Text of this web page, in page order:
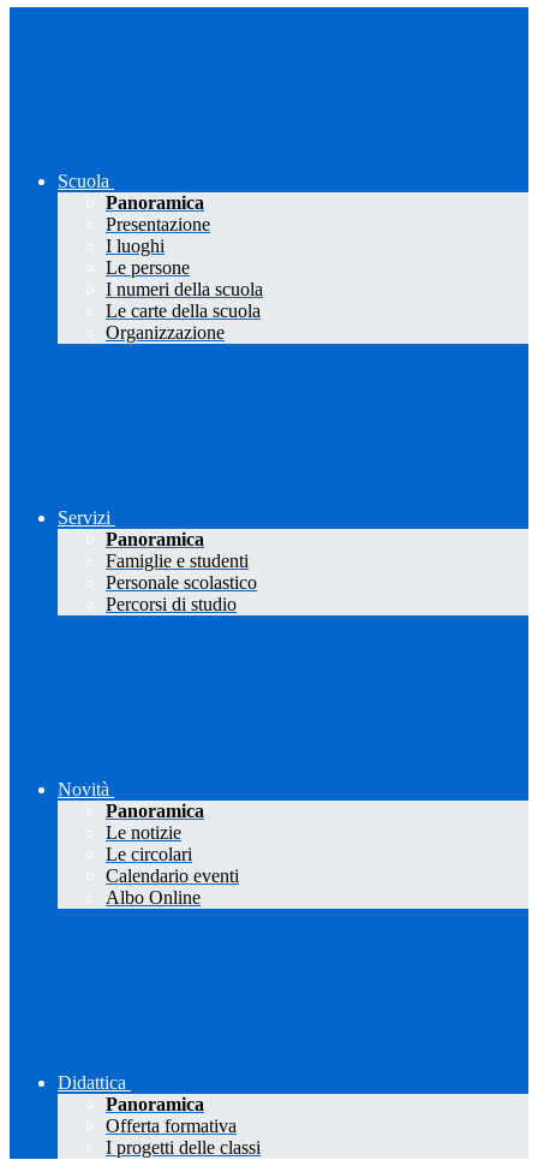
Scuola
Panoramica
Presentazione
I luoghi
Le persone
I numeri della scuola
Le carte della scuola
Organizzazione
Servizi
Panoramica
Famiglie e studenti
Personale scolastico
Percorsi di studio
Novità
Panoramica
Le notizie
Le circolari
Calendario eventi
Albo Online
Didattica
Panoramica
Offerta formativa
I progetti delle classi